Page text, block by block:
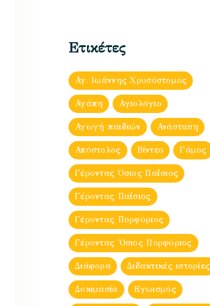
Ετικέτες
Αγ. Ιωάννης Χρυσόστομος
Αγάπη Αγιολόγιο
Αγωγή παιδιών Ανάσταση
Απόστολος Βίντεο Γάμος
Γέροντας Όσιος Παΐσιος
Γέροντας Παΐσιος
Γέροντας Πορφύριος
Γέροντας Ὀσιος Πορφύριος
Διάφορα Διδακτικές ιστορίες
Δοκιμασία Εγωισμός